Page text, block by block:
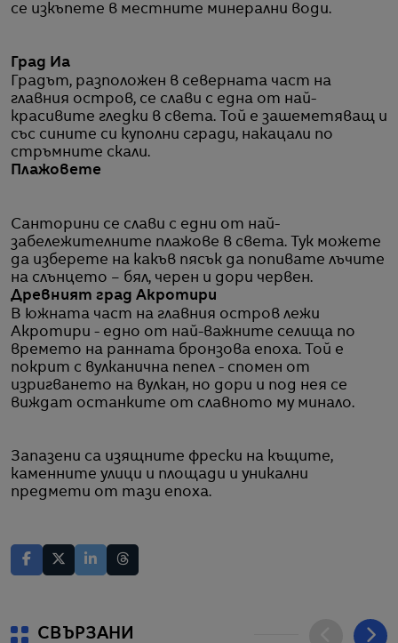
се изкъпете в местните минерални води.
Град Иа
Градът, разположен в северната част на
главния остров, се слави с една от най-
красивите гледки в света. Той е зашеметяващ и
със сините си куполни сгради, накацали по
стръмните скали.
Плажовете
Санторини се слави с едни от най-
забележителните плажове в света. Тук можете
да изберете на какъв пясък да попивате лъчите
на слънцето – бял, черен и дори червен.
Древният град Акротири
В южната част на главния остров лежи
Акротири - едно от най-важните селища по
времето на ранната бронзова епоха. Той е
покрит с вулканична пепел - спомен от
изригването на вулкан, но дори и под нея се
виждат останките от славното му минало.
Запазени са изящните фрески на къщите,
каменните улици и площади и уникални
предмети от тази епоха.
СВЪРЗАНИ